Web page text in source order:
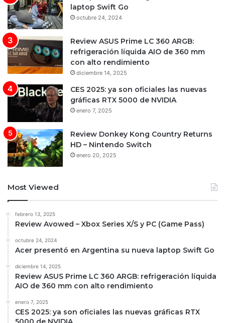
laptop Swift Go
octubre 24, 2024
Review ASUS Prime LC 360 ARGB:
refrigeración líquida AIO de 360 mm
con alto rendimiento
diciembre 14, 2025
CES 2025: ya son oficiales las nuevas
gráficas RTX 5000 de NVIDIA
enero 7, 2025
Review Donkey Kong Country Returns
HD – Nintendo Switch
enero 20, 2025
Most Viewed
febrero 13, 2025
Review Avowed – Xbox Series X/S y PC (Game Pass)
octubre 24, 2024
Acer presentó en Argentina su nueva laptop Swift Go
diciembre 14, 2025
Review ASUS Prime LC 360 ARGB: refrigeración líquida
AIO de 360 mm con alto rendimiento
enero 7, 2025
CES 2025: ya son oficiales las nuevas gráficas RTX